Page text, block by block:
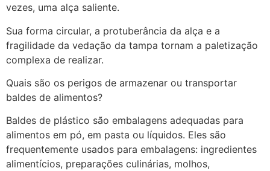
vezes, uma alça saliente.
Sua forma circular, a protuberância da alça e a
fragilidade da vedação da tampa tornam a paletização
complexa de realizar.
Quais são os perigos de armazenar ou transportar
baldes de alimentos?
Baldes de plástico são embalagens adequadas para
alimentos em pó, em pasta ou líquidos. Eles são
frequentemente usados ​​para embalagens: ingredientes
alimentícios, preparações culinárias, molhos,